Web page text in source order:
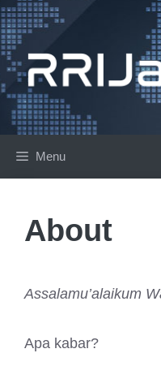
Langsung
ke
isi
Menu
About
Assalamu’alaikum
Apa kabar?